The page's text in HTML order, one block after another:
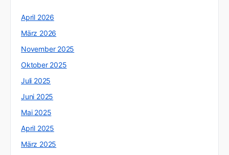
April 2026
März 2026
November 2025
Oktober 2025
Juli 2025
Juni 2025
Mai 2025
April 2025
März 2025